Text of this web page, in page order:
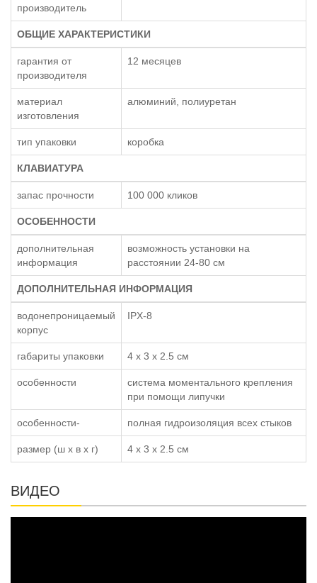
производитель
ОБЩИЕ ХАРАКТЕРИСТИКИ
гарантия от
производителя
12 месяцев
материал
изготовления
алюминий, полиуретан
тип упаковки коробка
КЛАВИАТУРА
запас прочности 100 000 кликов
ОСОБЕННОСТИ
дополнительная
информация
возможность установки на
расстоянии 24-80 см
ДОПОЛНИТЕЛЬНАЯ ИНФОРМАЦИЯ
водонепроницаемый
корпус
IPX-8
габариты упаковки 4 x 3 x 2.5 см
особенности
система моментального крепления
при помощи липучки
особенности- полная гидроизоляция всех стыков
размер (ш x в x г) 4 x 3 x 2.5 см
ВИДЕО